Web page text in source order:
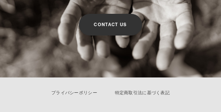
CONTACT US
プライバシーポリシー 特定商取引法に基づく表記